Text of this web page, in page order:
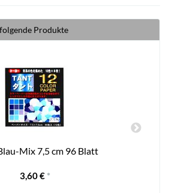
Produkte
Mix 7,5 cm 96 Blatt
3,60 € *